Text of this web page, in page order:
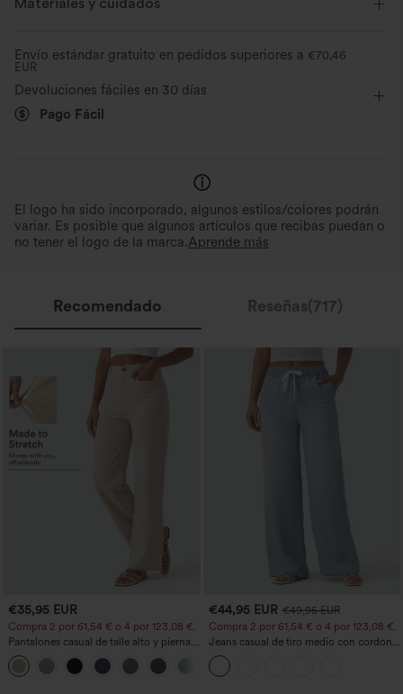
Elástico en 4 direcciones
Materiales y cuidados
Envío estándar gratuito en pedidos superiores a €70,46
EUR
Devoluciones fáciles en 30 días
Pago Fácil
El logo ha sido incorporado, algunos estilos/colores podrán
variar. Es posible que algunos artículos que recibas puedan o
no tener el logo de la marca.Aprende más
Recomendado Reseñas(717)
€35,95 EUR
Compra 2 por 61,54 € o 4 por 123,08 €.
Pantalones casual de talle alto y pierna
recta con tacto de lino y bolsillos
€44,95 EUR €49,95 EUR
Compra 2 por 61,54 € o 4 por 123,08 €.
Jeans casual de tiro medio con cordón y
bolsillos